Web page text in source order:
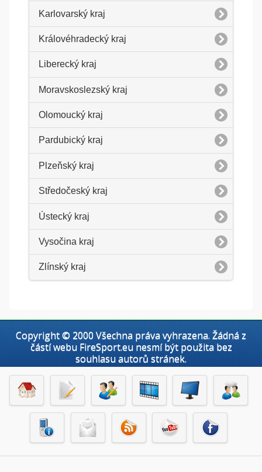
Karlovarský kraj
Královéhradecký kraj
Liberecký kraj
Moravskoslezský kraj
Olomoucký kraj
Pardubický kraj
Plzeňský kraj
Středočeský kraj
Ústecký kraj
Vysočina kraj
Zlínský kraj
Copyright © 2000 Všechna práva vyhrazena. Žádná z
částí webu FireSport.eu nesmí být použita bez
souhlasu autorů stránek.